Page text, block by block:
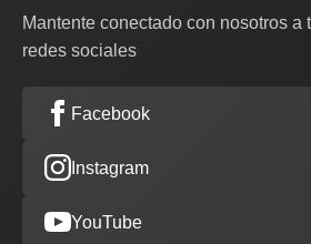
Mantente conectado con nosotros a
redes sociales
Facebook
Instagram
YouTube